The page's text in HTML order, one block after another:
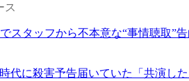
ス
スタッフから不本意な“事情聴取”
代に殺害予告届いていた「共演し